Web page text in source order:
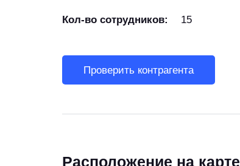
Кол-во сотрудников: 15
Проверить контрагента
Расположение на карте